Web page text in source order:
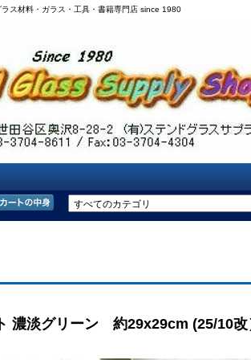
ラス材料・ガラス・工具・書籍専門店 since 1980
濃淡グリーン 約29x29cm (25/10改